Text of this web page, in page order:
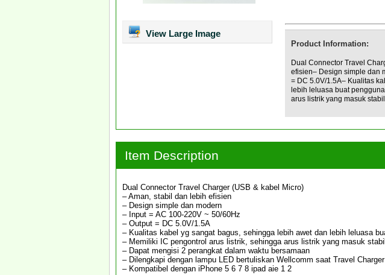
View Large Image
Product Information:
Dual Connector Travel
efisien– Design simple dan
= DC 5.0V/1.5A– Kualitas
lebih leluasa buat
arus listrik yang masuk
Item Description
Dual Connector Travel Charger (USB & kabel Micro)
– Aman, stabil dan lebih efisien
– Design simple dan modern
– Input = AC 100-220V ~ 50/60Hz
– Output = DC 5.0V/1.5A
– Kualitas kabel yg sangat bagus, sehingga lebih awet dan lebih leluasa
– Memiliki IC pengontrol arus listrik, sehingga arus listrik yang masuk
– Dapat mengisi 2 perangkat dalam waktu bersamaan
– Dilengkapi dengan lampu LED bertuliskan Wellcomm saat Travel
– Kompatibel dengan iPhone 5 6 7 8 ipad aie 1 2